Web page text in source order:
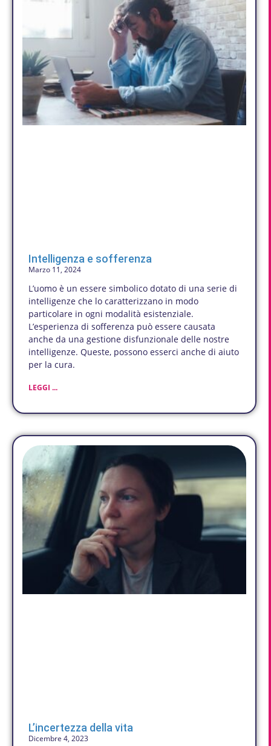
Intelligenza e sofferenza
Marzo 11, 2024
L’uomo è un essere simbolico dotato di una serie di
intelligenze che lo caratterizzano in modo
particolare in ogni modalità esistenziale.
L’esperienza di sofferenza può essere causata
anche da una gestione disfunzionale delle nostre
intelligenze. Queste, possono esserci anche di aiuto
per la cura.
LEGGI ...
L’incertezza della vita
Dicembre 4, 2023